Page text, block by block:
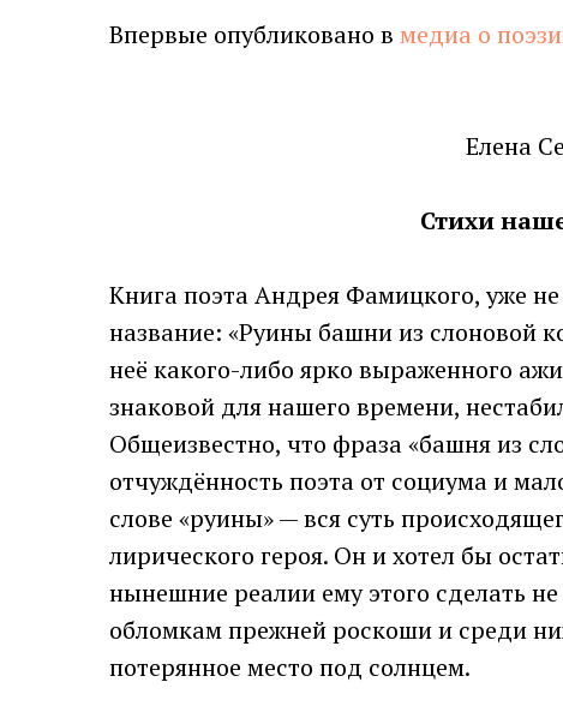
Впервые опубликовано в медиа о
Елена
Стихи
Книга поэта Андрея Фамицкого, уже
название: «Руины башни из слоновой
неё какого-либо ярко выраженного
знаковой для нашего времени,
Общеизвестно, что фраза «башня из
отчуждённость поэта от социума и
слове «руины» — вся суть
лирического героя. Он и хотел бы
нынешние реалии ему этого сделать
обломкам прежней роскоши и среди
потерянное место под солнцем.